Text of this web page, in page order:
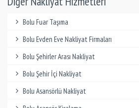
Bolu Fuar Taşıma
Bolu Evden Eve Nakliyat Firmaları
Bolu Şehirler Arası Nakliyat
Bolu Şehir İçi Nakliyat
Bolu Asansörlü Nakliyat